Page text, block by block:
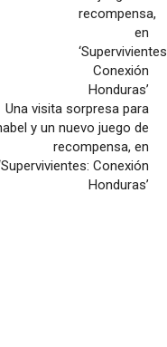
Una visita sorpresa para
y un nuevo juego de
recompensa, en
Conexión
Honduras’